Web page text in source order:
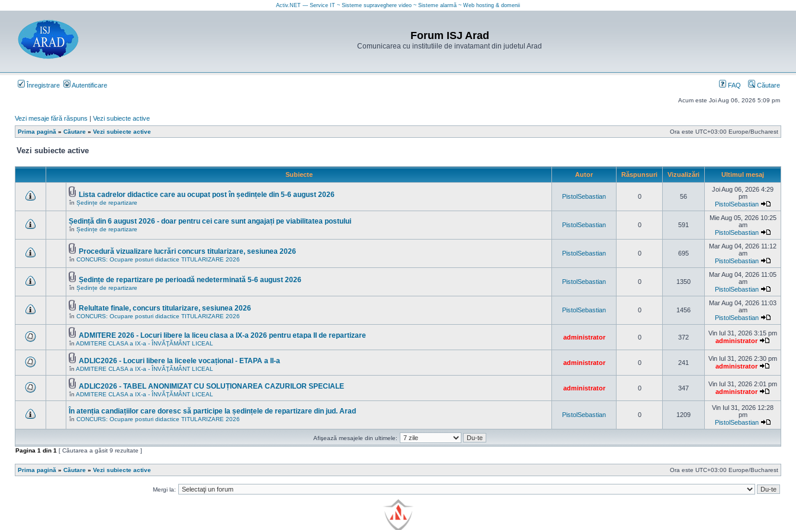
Activ.NET — Service IT ~ Sisteme supraveghere video ~ Sisteme alarmă ~ Web hosting & domenii
Forum ISJ Arad
Comunicarea cu institutiile de invatamant din judetul Arad
Înregistrare Autentificare FAQ Căutare
Acum este Joi Aug 06, 2026 5:09 pm
Vezi mesaje fără răspuns | Vezi subiecte active
Prima pagină » Căutare » Vezi subiecte active Ora este UTC+03:00 Europe/Bucharest
Vezi subiecte active
Subiecte Autor Răspunsuri Vizualizări Ultimul mesaj
sunt
Fişier(e)
ataşat(e)
Lista cadrelor didactice care au ocupat post în ședințele din 5-6 august 2026
în Ședințe de repartizare
PistolSebastian 0 56
Joi Aug 06, 2026 4:29
pm
PistolSebastian
Vezi
ultimul
sunt
Ședință din 6 august 2026 - doar pentru cei care sunt angajați pe viabilitatea postului
în Ședințe de repartizare
PistolSebastian 0 591
Mie Aug 05, 2026 10:25
am
PistolSebastian
Vezi
ultimul
sunt
Fişier(e)
ataşat(e)
Procedură vizualizare lucrări concurs titularizare, sesiunea 2026
în CONCURS: Ocupare posturi didactice TITULARIZARE 2026
PistolSebastian 0 695
Mar Aug 04, 2026 11:12
am
PistolSebastian
Vezi
ultimul
sunt
Fişier(e)
ataşat(e)
Ședințe de repartizare pe perioadă nedeterminată 5-6 august 2026
în Ședințe de repartizare
PistolSebastian 0 1350
Mar Aug 04, 2026 11:05
am
PistolSebastian
Vezi
ultimul
sunt
în
Fişier(e)
ataşat(e)
Relultate finale, concurs titularizare, sesiunea 2026
în CONCURS: Ocupare posturi didactice TITULARIZARE 2026
PistolSebastian 0 1456
Mar Aug 04, 2026 11:03
am
PistolSebastian
Vezi
ultimul
mesaj
sunt
în
Fişier(e)
ataşat(e)
ADMITERE 2026 - Locuri libere la liceu clasa a IX-a 2026 pentru etapa II de repartizare
în ADMITERE CLASA a IX-a - ÎNVĂŢĂMÂNT LICEAL
administrator 0 372
Vin Iul 31, 2026 3:15 pm
administrator
mesaj
sunt
în
Fişier(e)
ataşat(e)
ADLIC2026 - Locuri libere la liceele vocațional - ETAPA a II-a
în ADMITERE CLASA a IX-a - ÎNVĂŢĂMÂNT LICEAL
administrator 0 241
Vin Iul 31, 2026 2:30 pm
administrator
mesaj
sunt
în
Fişier(e)
ataşat(e)
ADLIC2026 - TABEL ANONIMIZAT CU SOLUȚIONAREA CAZURILOR SPECIALE
în ADMITERE CLASA a IX-a - ÎNVĂŢĂMÂNT LICEAL
administrator 0 347
Vin Iul 31, 2026 2:01 pm
administrator
ultimul
mesaj
sunt
noi
subiect.
În atenția candiațiilor care doresc să participe la ședințele de repartizare din jud. Arad
în CONCURS: Ocupare posturi didactice TITULARIZARE 2026
PistolSebastian 0 1209
Vin Iul 31, 2026 12:28
pm
PistolSebastian
Vezi
Afişează mesajele din ultimele:
Pagina 1 din 1 [ Căutarea a găsit 9 rezultate ]
Prima pagină » Căutare » Vezi subiecte active Ora este UTC+03:00 Europe/Bucharest
Mergi la: